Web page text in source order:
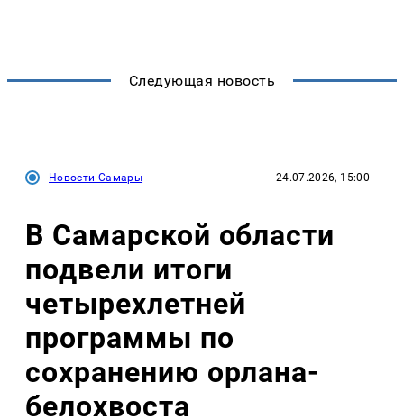
Следующая новость
Новости Самары 24.07.2026, 15:00
В Самарской области
подвели итоги
четырехлетней
программы по
сохранению орлана-
белохвоста